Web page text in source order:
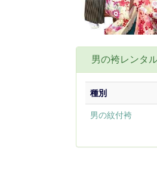
男の袴レンタ
種別
男の紋付袴